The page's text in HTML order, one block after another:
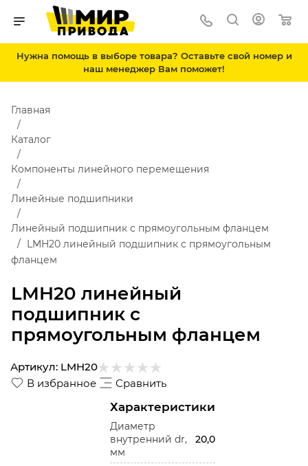
Нужна помощь в выборе товара? Оставьте свой номер и
наш менеджер Вам поможет!
LMH20 линейный
подшипник с
прямоугольным фланцем
Главная
Каталог
Компоненты линейного перемещения
Линейные подшипники
Линейный подшипник с прямоугольным фланцем
LMH20 линейный подшипник с прямоугольным
фланцем
В избранное Сравнить
Артикул: LMH20
Характеристики
Диаметр
внутренний dr,
мм
20,0